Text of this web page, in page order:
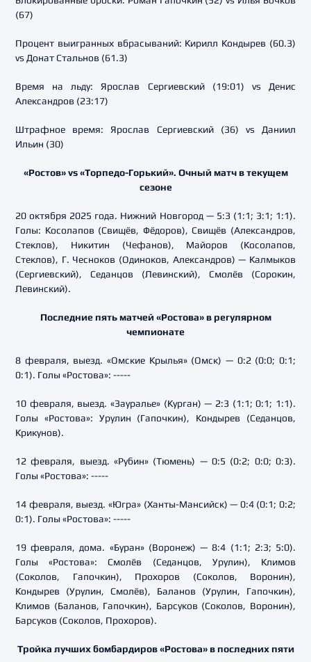
(67)
Процент выигранных вбрасываний: Кирилл Кондырев (60.3)
vs Донат Стальнов (61.3)
Время на льду: Ярослав Сергиевский (19:01) vs Денис
Александров (23:17)
Штрафное время: Ярослав Сергиевский (36) vs Даниил
Ильин (30)
«Ростов» vs «Торпедо-Горький». Очный матч в текущем
сезоне
20 октября 2025 года. Нижний Новгород — 5:3 (1:1; 3:1; 1:1).
Голы: Косолапов (Свищёв, Фёдоров), Свищёв (Александров,
Стеклов), Никитин (Чефанов), Майоров (Косолапов,
Стеклов), Г. Чесноков (Одиноков, Александров) — Калмыков
(Сергиевский), Седанцов (Левинский), Смолёв (Сорокин,
Левинский).
Последние пять матчей «Ростова» в регулярном
чемпионате
8 февраля, выезд. «Омские Крылья» (Омск) — 0:2 (0:0; 0:1;
0:1). Голы «Ростова»: -----
10 февраля, выезд. «Зауралье» (Курган) — 2:3 (1:1; 0:1; 1:1).
Голы «Ростова»: Урулин (Гапочкин), Кондырев (Седанцов,
Крикунов).
12 февраля, выезд. «Рубин» (Тюмень) — 0:5 (0:2; 0:0; 0:3).
Голы «Ростова»: -----
14 февраля, выезд. «Югра» (Ханты-Мансийск) — 0:4 (0:1; 0:2;
0:1). Голы «Ростова»: -----
19 февраля, дома. «Буран» (Воронеж) — 8:4 (1:1; 2:3; 5:0).
Голы «Ростова»: Смолёв (Седанцов, Урулин), Климов
(Соколов, Гапочкин), Прохоров (Соколов, Воронин),
Кондырев (Урулин, Смолёв), Баланов (Урулин, Гапочкин),
Климов (Баланов, Гапочкин), Барсуков (Соколов, Воронин),
Барсуков (Соколов, Прохоров).
Тройка лучших бомбардиров «Ростова» в последних пяти